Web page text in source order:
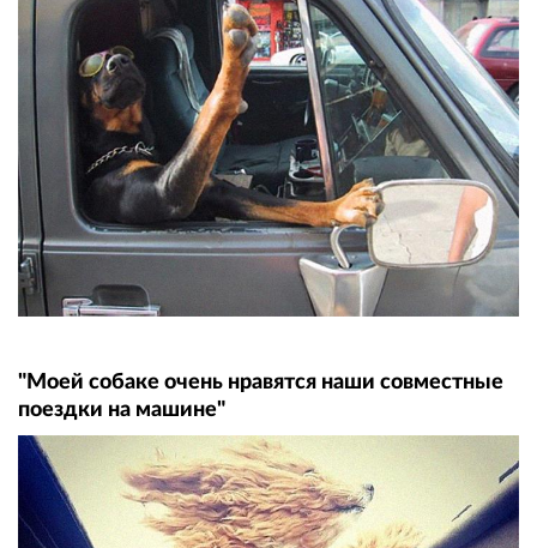
"Моей собаке очень нравятся наши совместные
поездки на машине"